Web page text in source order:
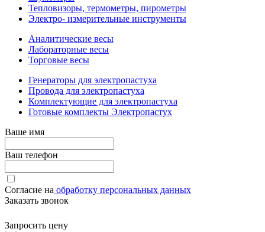
Тепловизоры, термометры, пирометры
Электро- измерительные инструменты
Аналитические весы
Лабораторные весы
Торговые весы
Генераторы для электропастуха
Провода для электропастуха
Комплектующие для электропастуха
Готовые комплекты Электропастух
Ваше имя
Ваш телефон
Согласие на обработку персональных данных
Заказать звонок
Запросить цену